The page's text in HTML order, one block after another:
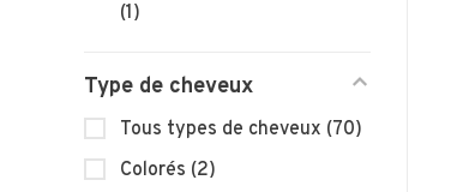
(1)
Type de cheveux
Tous types de cheveux (70)
Colorés (2)